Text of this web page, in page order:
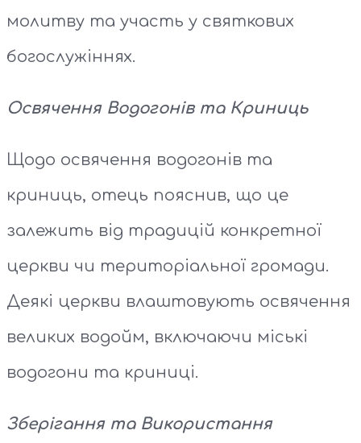
молитву та участь у святкових
богослужіннях.
Освячення Водогонів та Криниць
Щодо освячення водогонів та
криниць, отець пояснив, що це
залежить від традицій конкретної
церкви чи територіальної громади.
Деякі церкви влаштовують освячення
великих водойм, включаючи міські
водогони та криниці.
Зберігання та Використання